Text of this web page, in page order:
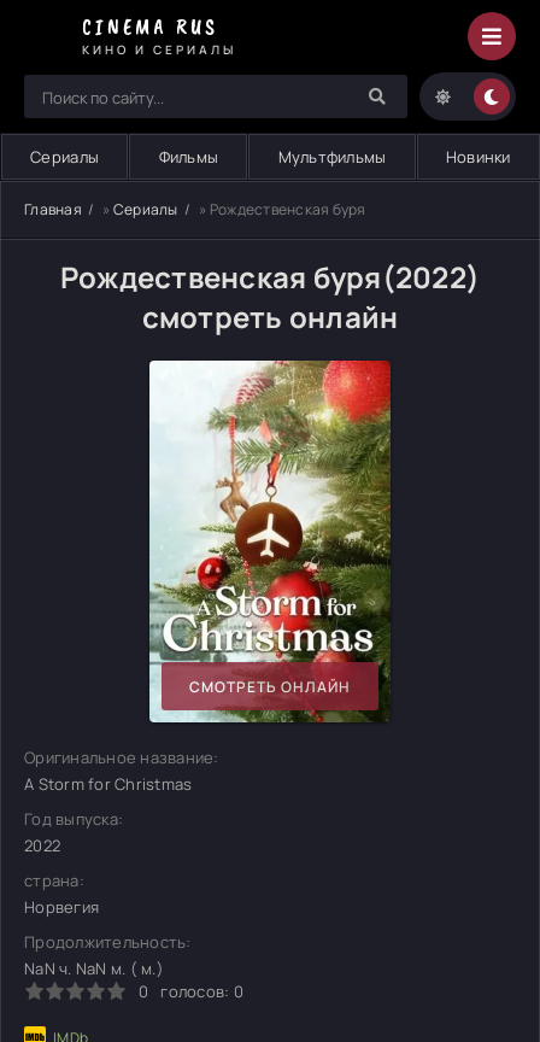
CINEMA RUS
КИНО И СЕРИАЛЫ
Сериалы Фильмы Мультфильмы Новинки
Главная » Сериалы » Рождественская буря
Рождественская буря(2022)
смотреть онлайн
СМОТРЕТЬ ОНЛАЙН
Оригинальное название:
A Storm for Christmas
Год выпуска:
2022
страна:
Норвегия
Продолжительность:
NaN ч. NaN м. ( м.)
0
голосов: 0